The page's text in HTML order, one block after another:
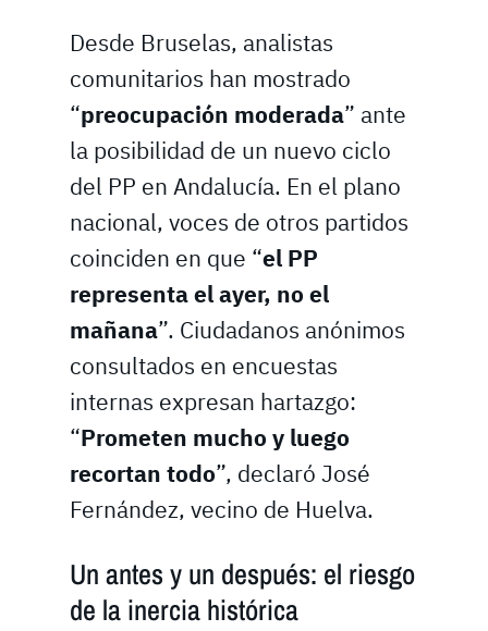
Desde Bruselas, analistas
comunitarios han mostrado
“preocupación moderada” ante
la posibilidad de un nuevo ciclo
del PP en Andalucía. En el plano
nacional, voces de otros partidos
coinciden en que “el PP
representa el ayer, no el
mañana”. Ciudadanos anónimos
consultados en encuestas
internas expresan hartazgo:
“Prometen mucho y luego
recortan todo”, declaró José
Fernández, vecino de Huelva.
Un antes y un después: el riesgo
de la inercia histórica